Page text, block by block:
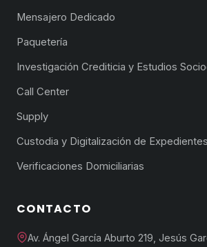
Mensajero Dedicado
Paquetería
Investigación Crediticia y Estudios
Call Center
Supply
Custodia y Digitalización de Expedientes
Verificaciones Domiciliarias
CONTACTO
Av. Ángel García Aburto 219, Jesús